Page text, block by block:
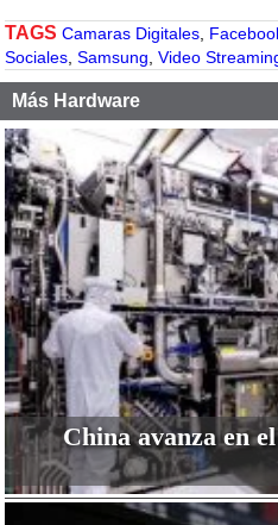
TAGS Camaras Digitales,
Sociales, Samsung, Video
Más Hardware
China avanza en